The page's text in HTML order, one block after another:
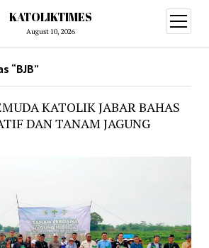
KATOLIKTIMES
August 10, 2026
open
menu
“BJB”
KATOLIK JABAR BAHAS
DAN TANAM JAGUNG